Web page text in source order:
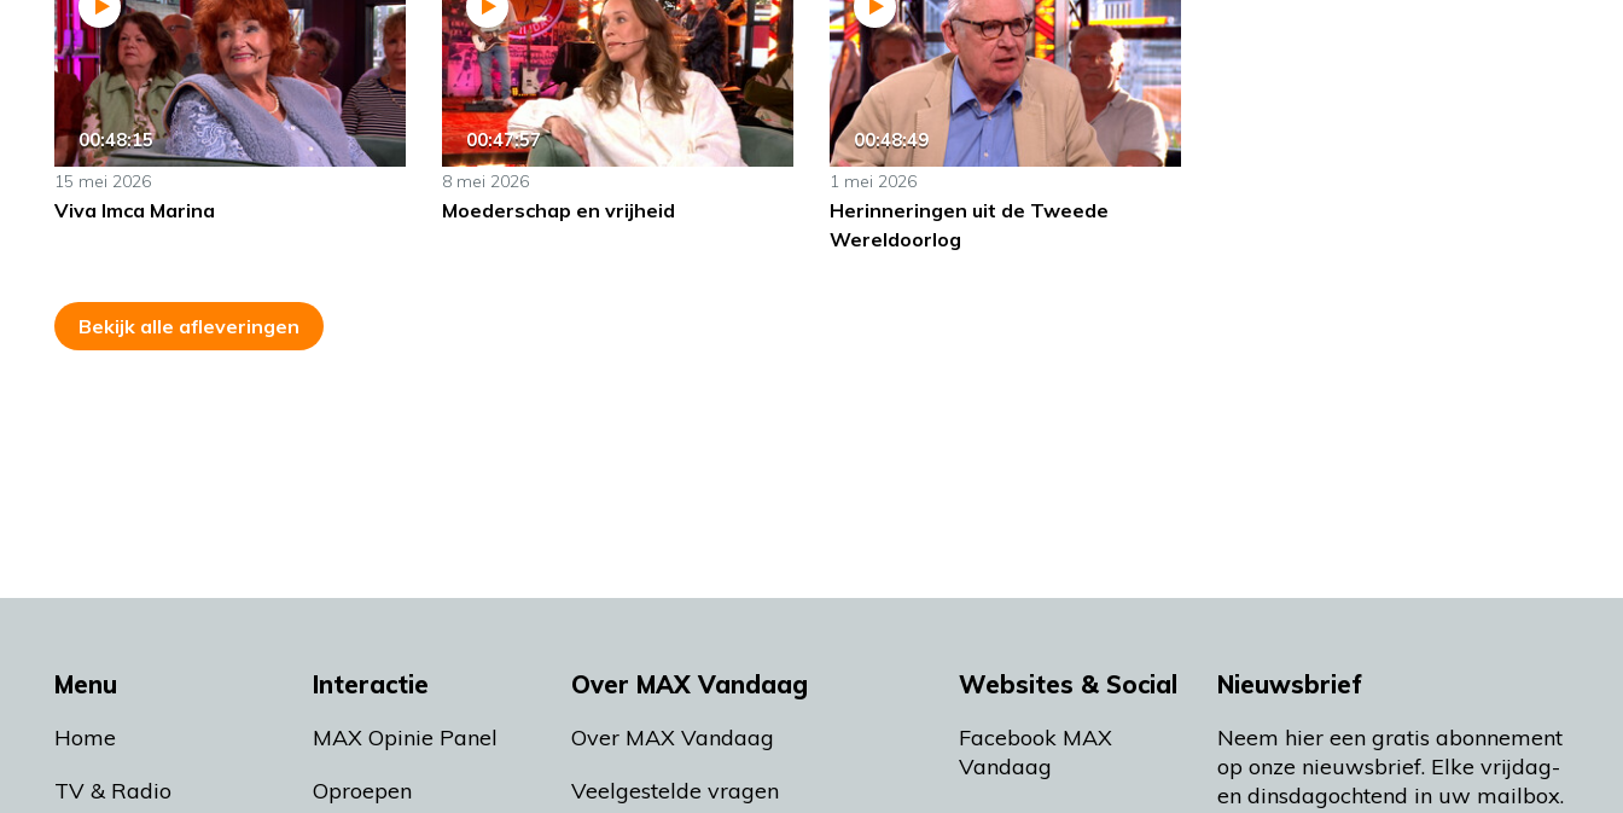
00:48:15
15 mei 2026
Viva Imca Marina
00:47:57
8 mei 2026
Moederschap en vrijheid
00:48:49
1 mei 2026
Herinneringen uit de Tweede
Wereldoorlog
Bekijk alle afleveringen
Menu
Home
TV & Radio
Interactie
MAX Opinie Panel
Oproepen
Over MAX Vandaag
Over MAX Vandaag
Veelgestelde vragen
Websites & Social
Facebook MAX
Vandaag
Nieuwsbrief
Neem hier een gratis abonnement
op onze nieuwsbrief. Elke vrijdag-
en dinsdagochtend in uw mailbox.